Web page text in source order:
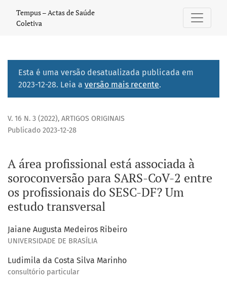
A área profissional está associada à soroconversão para
Tempus – Actas de Saúde
Coletiva
Esta é uma versão desatualizada publicada em
2023-12-28. Leia a versão mais recente.
V. 16 N. 3 (2022), ARTIGOS ORIGINAIS
A área profissional está associada à
soroconversão para SARS-CoV-2 entre
os profissionais do SESC-DF? Um
estudo transversal
Publicado 2023-12-28
Jaiane Augusta Medeiros Ribeiro
UNIVERSIDADE DE BRASÍLIA
Ludimila da Costa Silva Marinho
consultório particular